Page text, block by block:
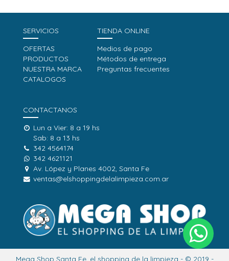
SERVICIOS
OFERTAS
PRODUCTOS
NUESTRA MARCA
CATALOGOS
TIENDA ONLINE
Medios de pago
Métodos de entrega
Preguntas frecuentes
CONTACTANOS
Lun a Vier: 8 a 19 hs
Sab: 8 a 13 hs
342 4564174
342 4621121
Av. López y Planes 4002, Santa Fe
ventas@elshoppingdelalimpieza.com.ar